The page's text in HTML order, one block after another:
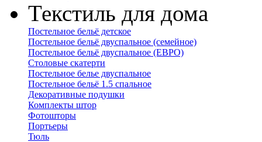
Текстиль для дома
Постельное бельё детское
Постельное бельё двуспальное (семейное)
Постельное бельё двуспальное (ЕВРО)
Столовые скатерти
Постельное белье двуспальное
Постельное бельё 1.5 спальное
Декоративные подушки
Комплекты штор
Фотошторы
Портьеры
Тюль